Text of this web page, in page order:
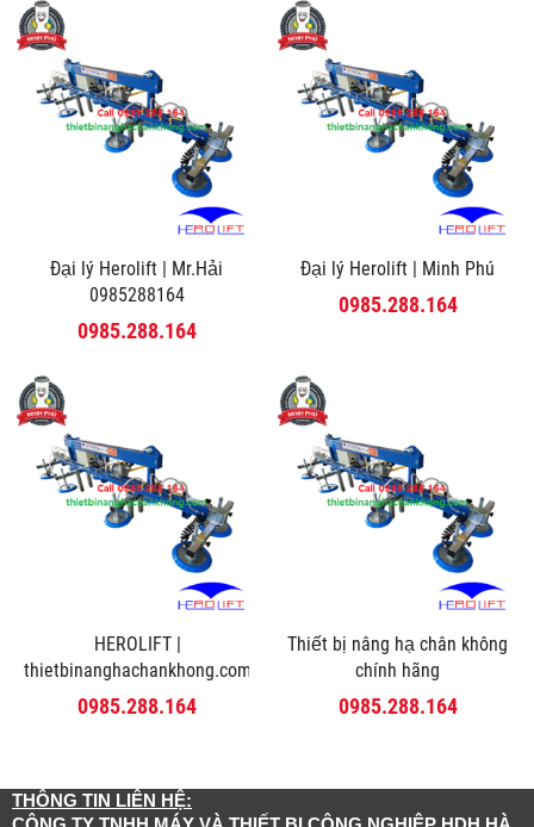
Đại lý Herolift | Mr.Hải
0985288164
0985.288.164
Đại lý Herolift | Minh Phú
0985.288.164
HEROLIFT |
thietbinanghachankhong.com
0985.288.164
Thiết bị nâng hạ chân không
chính hãng
0985.288.164
THÔNG TIN LIÊN HỆ: